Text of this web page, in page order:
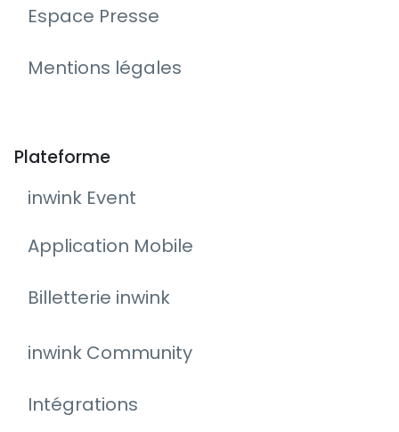
Espace Presse
Mentions légales
Plateforme
inwink Event
Application Mobile
Billetterie inwink
inwink Community
Intégrations